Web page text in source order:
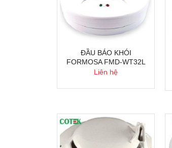
ĐẦU BÁO KHÓI
FORMOSA FMD-WT32L
Liên hệ